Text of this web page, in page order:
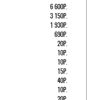
6 600Р.
3 150Р.
1 930Р.
690Р.
20Р.
10Р.
10Р.
15Р.
40Р.
10Р.